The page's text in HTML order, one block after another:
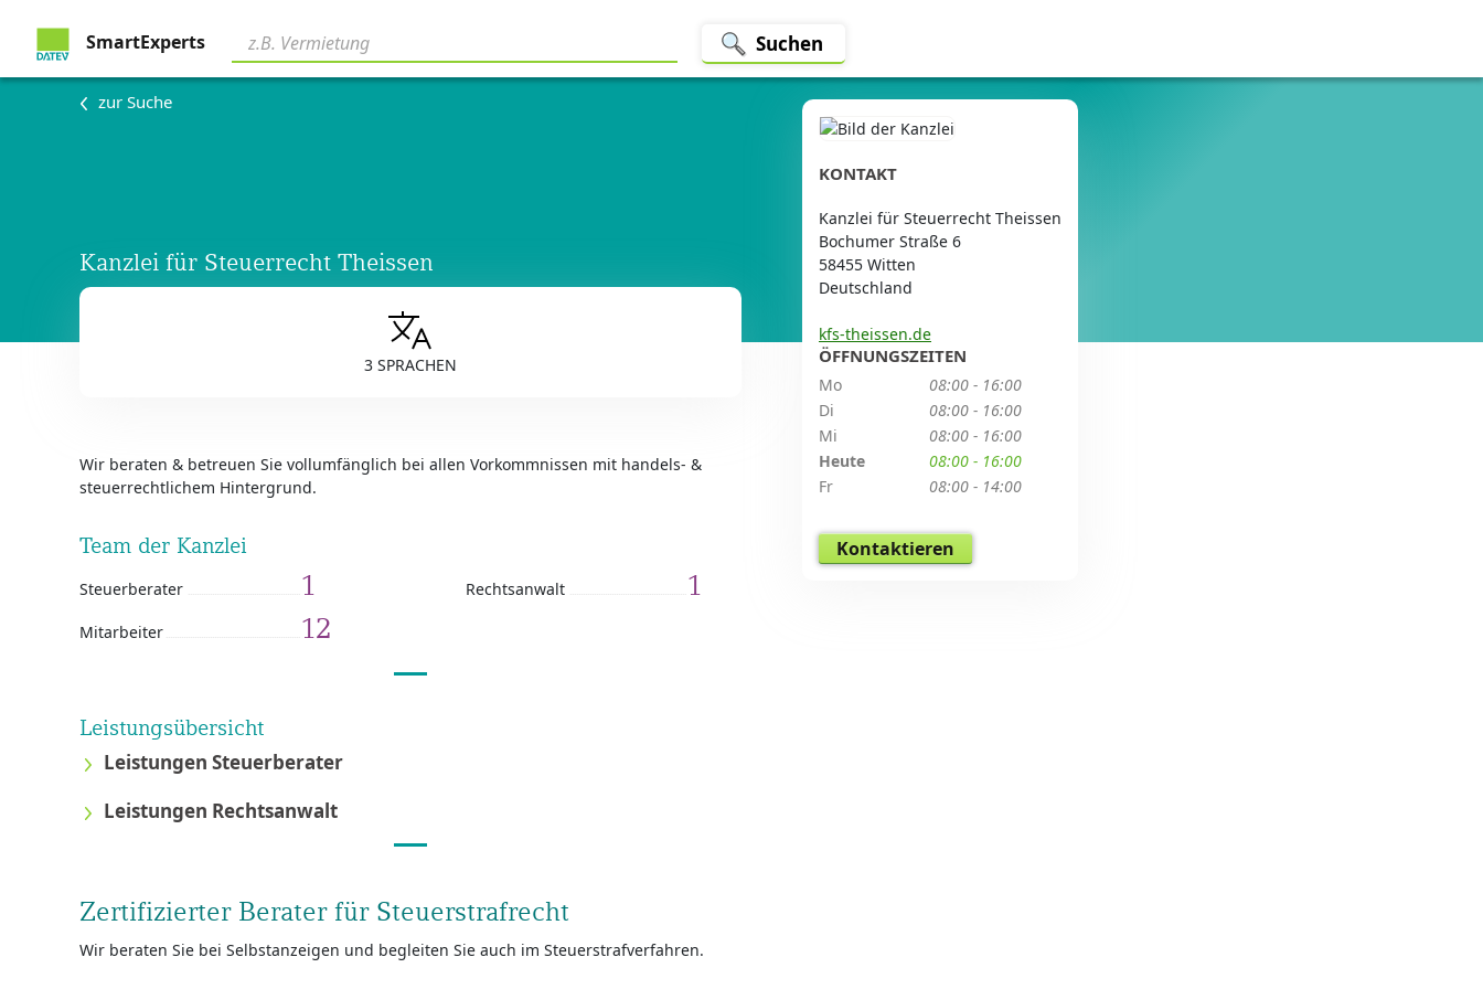
SmartExperts Suchen
zur Suche
Kanzlei für Steuerrecht Theissen
3 SPRACHEN
Wir beraten & betreuen Sie vollumfänglich bei allen Vorkommnissen mit handels- &
steuerrechtlichem Hintergrund.
Team der Kanzlei
Steuerberater 1 Rechtsanwalt 1
Mitarbeiter 12
Leistungsübersicht
Leistungen Steuerberater
Leistungen Rechtsanwalt
Zertifizierter Berater für Steuerstrafrecht
Wir beraten Sie bei Selbstanzeigen und begleiten Sie auch im Steuerstrafverfahren.
KONTAKT
Kanzlei für Steuerrecht Theissen
Bochumer Straße 6
58455 Witten
Deutschland
kfs-theissen.de
ÖFFNUNGSZEITEN
Mo
08:00 - 16:00
Di
08:00 - 16:00
Mi
08:00 - 16:00
Heute
08:00 - 16:00
Fr
08:00 - 14:00
Kontaktieren